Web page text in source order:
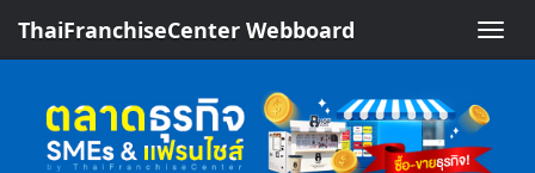
Toggle
ThaiFranchiseCenter Webboard